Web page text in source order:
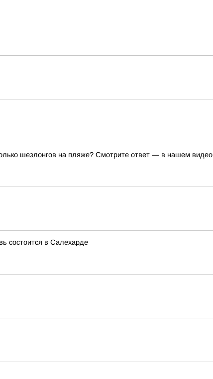
шезлонгов на пляже? Смотрите ответ — в нашем видео
состоится в Салехарде